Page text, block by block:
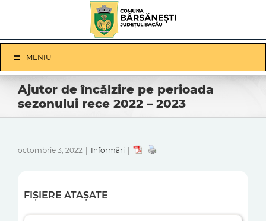
Navigation
MENIU
Ajutor de încălzire pe perioada
sezonului rece 2022 – 2023
octombrie 3, 2022 Informări
FIȘIERE ATAȘATE